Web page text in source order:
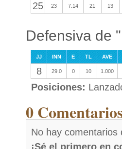
25 23 7.14 21 13
Defensiva de
JJ INN E TL AVE
8 29.0 0 10 1.000
Posiciones:
0
No hay comentarios
¡Sé el primero en